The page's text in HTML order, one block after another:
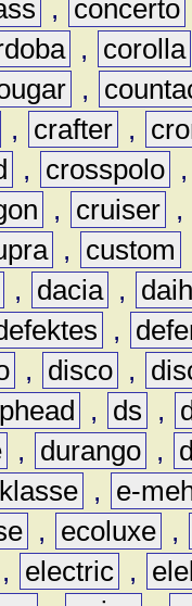
, concerto
,
corolla
,
, crafter ,
, crosspolo
, cruiser ,
, custom
, dacia ,
,
, disco ,
, ds ,
, durango ,
,
e-
, ecoluxe ,
, electric ,